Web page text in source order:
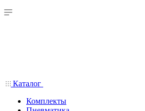
Каталог
Комплекты